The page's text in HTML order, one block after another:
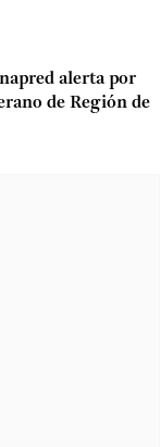
alerta por
de Región de